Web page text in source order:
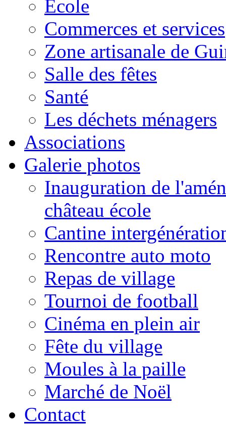
Ecole
Commerces et services
Zone artisanale de
Salle des fêtes
Santé
Les déchets ménagers
Associations
Galerie photos
Inauguration de
château école
Cantine
Rencontre auto moto
Repas de village
Tournoi de football
Cinéma en plein air
Fête du village
Moules à la paille
Marché de Noël
Contact